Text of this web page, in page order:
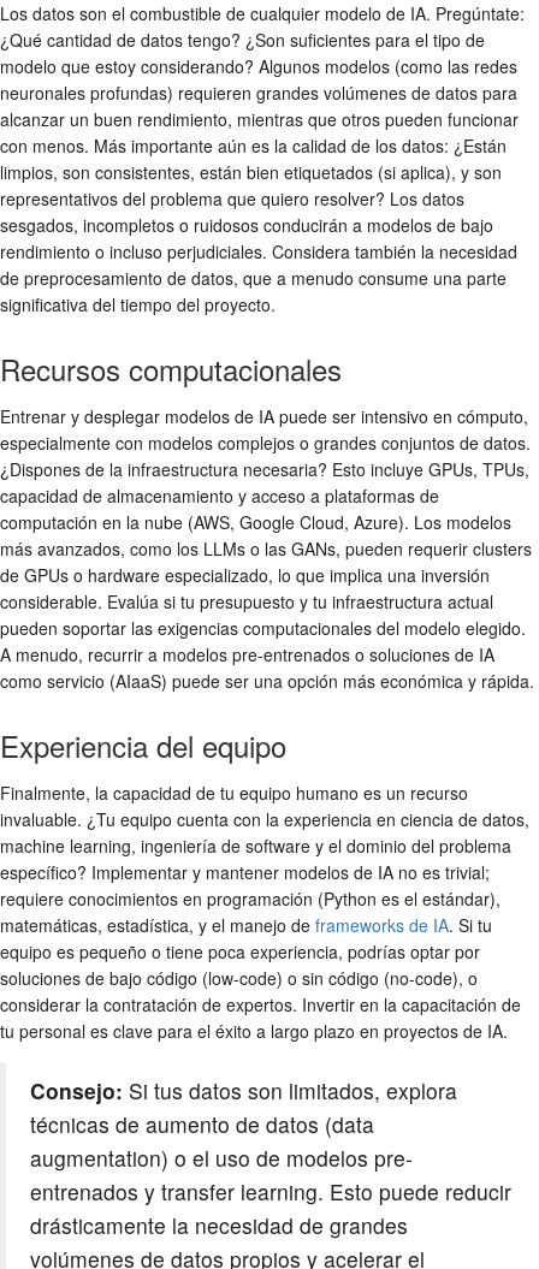
Los datos son el combustible de cualquier modelo de IA. Pregúntate:
¿Qué cantidad de datos tengo? ¿Son suficientes para el tipo de
modelo que estoy considerando? Algunos modelos (como las redes
neuronales profundas) requieren grandes volúmenes de datos para
alcanzar un buen rendimiento, mientras que otros pueden funcionar
con menos. Más importante aún es la calidad de los datos: ¿Están
limpios, son consistentes, están bien etiquetados (si aplica), y son
representativos del problema que quiero resolver? Los datos
sesgados, incompletos o ruidosos conducirán a modelos de bajo
rendimiento o incluso perjudiciales. Considera también la necesidad
de preprocesamiento de datos, que a menudo consume una parte
significativa del tiempo del proyecto.
Recursos computacionales
Entrenar y desplegar modelos de IA puede ser intensivo en cómputo,
especialmente con modelos complejos o grandes conjuntos de datos.
¿Dispones de la infraestructura necesaria? Esto incluye GPUs, TPUs,
capacidad de almacenamiento y acceso a plataformas de
computación en la nube (AWS, Google Cloud, Azure). Los modelos
más avanzados, como los LLMs o las GANs, pueden requerir clusters
de GPUs o hardware especializado, lo que implica una inversión
considerable. Evalúa si tu presupuesto y tu infraestructura actual
pueden soportar las exigencias computacionales del modelo elegido.
A menudo, recurrir a modelos pre-entrenados o soluciones de IA
como servicio (AIaaS) puede ser una opción más económica y rápida.
Experiencia del equipo
Finalmente, la capacidad de tu equipo humano es un recurso
invaluable. ¿Tu equipo cuenta con la experiencia en ciencia de datos,
machine learning, ingeniería de software y el dominio del problema
específico? Implementar y mantener modelos de IA no es trivial;
requiere conocimientos en programación (Python es el estándar),
matemáticas, estadística, y el manejo de frameworks de IA. Si tu
equipo es pequeño o tiene poca experiencia, podrías optar por
soluciones de bajo código (low-code) o sin código (no-code), o
considerar la contratación de expertos. Invertir en la capacitación de
tu personal es clave para el éxito a largo plazo en proyectos de IA.
Consejo: Si tus datos son limitados, explora
técnicas de aumento de datos (data
augmentation) o el uso de modelos pre-
entrenados y transfer learning. Esto puede reducir
drásticamente la necesidad de grandes
volúmenes de datos propios y acelerar el